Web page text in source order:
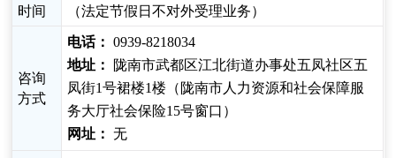
时间
（法定节假日不对外受理业务）
咨询
方式
电话： 0939-8218034
地址：
陇南市武都区江北街道办事处五凤社区五
凤街1号裙楼1楼（陇南市人力资源和社会保障服
务大厅社会保险15号窗口）
网址： 无